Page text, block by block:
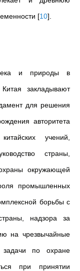
[10]
и природы в
закладывают
для решения
авторитета
учений,
страны,
окружающей
промышленных
борьбы с
надзора за
на чрезвычайные
задачи по охране
при принятии